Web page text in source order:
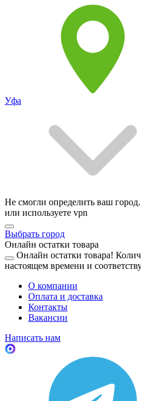
Уфа
Не смогли определить ваш
или используете vpn
Выбрать город
Онлайн остатки товара
Онлайн остатки товара!
настоящем времени и
О компании
Оплата и доставка
Контакты
Вакансии
Написать нам